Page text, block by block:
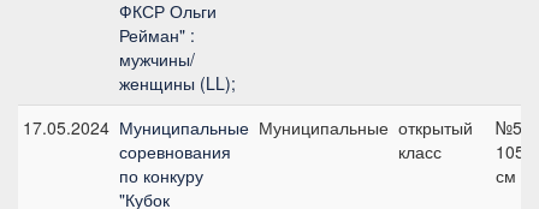
ФКСР Ольги
Рейман" :
мужчины/
женщины (LL);
17.05.2024 Муниципальные
соревнования
по конкуру
"Кубок
Муниципальные открытый
класс
№5,
105
см